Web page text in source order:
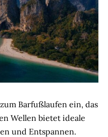
Barfußlaufen ein, das
Wellen bietet ideale
und Entspannen.